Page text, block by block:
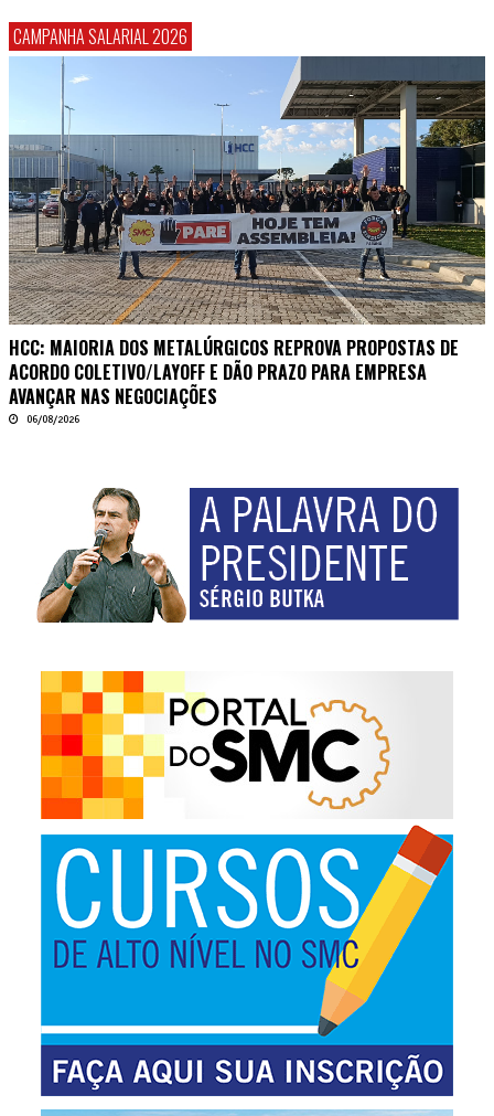
CAMPANHA SALARIAL 2026
HCC: MAIORIA DOS METALÚRGICOS REPROVA PROPOSTAS DE
ACORDO COLETIVO/LAYOFF E DÃO PRAZO PARA EMPRESA
AVANÇAR NAS NEGOCIAÇÕES
06/08/2026